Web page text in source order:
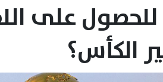
على
الكأس؟